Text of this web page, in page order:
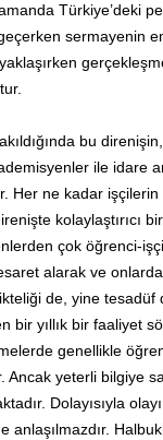
Türkiye’deki
sermayenin
bu
ile idare
Her ne kadar
kolaylaştırıcı
çok öğrenci-
alarak ve
de, yine tesadüf
bir yıllık bir faaliyet
genellikle
Ancak yeterli bilgiye
Dolayısıyla
anlaşılmazdır.